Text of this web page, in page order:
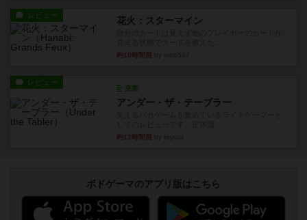
レビュー 花火：スターマイン
約10時間前
レビュー
充実
アンダー・ザ・テーブラー
約12時間前
ボドゲーマのアプリ版はこちら